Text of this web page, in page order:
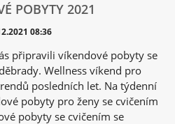
POBYTY 2021
08:36
připravili víkendové pobyty se
Wellness víkend pro
posledních let. Na týdenní
pobyty pro ženy se cvičením
pobyty se cvičením se